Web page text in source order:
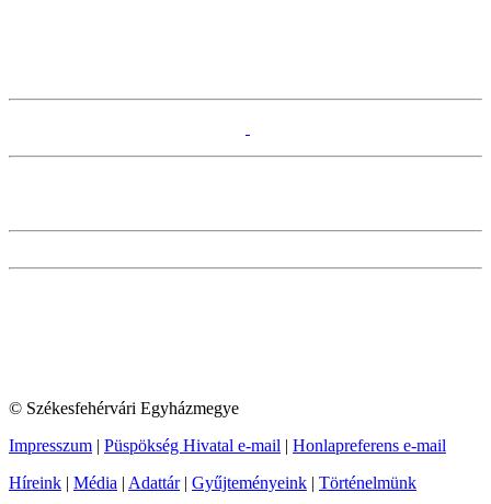
© Székesfehérvári Egyházmegye
Impresszum | Püspökség Hivatal e-mail | Honlapreferens e-mail
Híreink | Média | Adattár| Gyűjteményeink | Történelmünk